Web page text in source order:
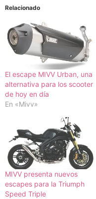
Relacionado
El escape MIVV Urban, una
alternativa para los scooter
de hoy en día
En «Mivv»
MIVV presenta nuevos
escapes para la Triumph
Speed Triple